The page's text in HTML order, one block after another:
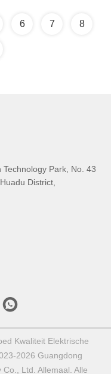
6 7 8
Park, No. 43
District,
Kwaliteit Elektrische
2026 Guangdong
Ltd. Allemaal. Alle